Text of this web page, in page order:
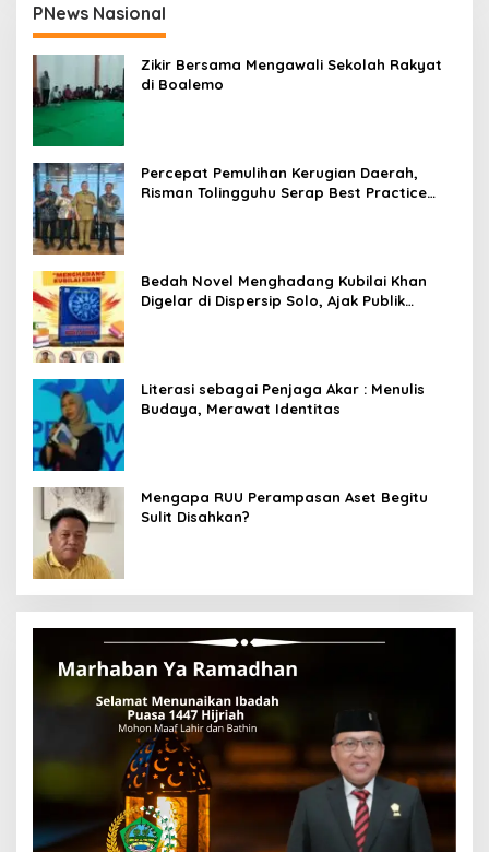
PNews Nasional
Zikir Bersama Mengawali Sekolah Rakyat
di Boalemo
Percepat Pemulihan Kerugian Daerah,
Risman Tolingguhu Serap Best Practice
Bedah Novel Menghadang Kubilai Khan
Digelar di Dispersip Solo, Ajak Publik
Literasi sebagai Penjaga Akar : Menulis
Budaya, Merawat Identitas
Mengapa RUU Perampasan Aset Begitu
Sulit Disahkan?